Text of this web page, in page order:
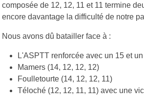
composée de 12, 12, 11 et 11 termine
encore davantage la difficulté de notre
Nous avons dû batailler face à :
L'ASPTT renforcée avec un 15 et
Mamers (14, 12, 12, 12)
Foulletourte (14, 12, 12, 11)
Téloché (12, 12, 11, 11) avec une